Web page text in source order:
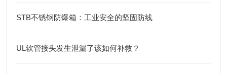
STB不锈钢防爆箱：工业安全的坚固防线
UL软管接头发生泄漏了该如何补救？